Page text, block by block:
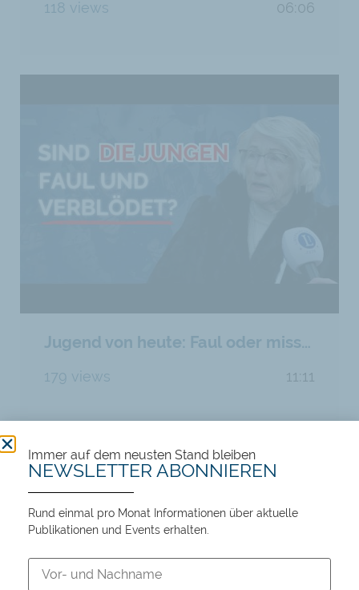
118 views 06:06
Jugend von heute: Faul oder missverstanden?
179 views 11:11
Immer auf dem neusten Stand bleiben
NEWSLETTER ABONNIEREN
Rund einmal pro Monat Informationen über aktuelle
Publikationen und Events erhalten.